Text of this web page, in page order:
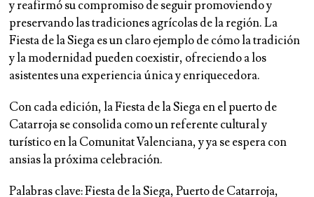
y reafirmó su compromiso de seguir promoviendo y
preservando las tradiciones agrícolas de la región. La
Fiesta de la Siega es un claro ejemplo de cómo la tradición
y la modernidad pueden coexistir, ofreciendo a los
asistentes una experiencia única y enriquecedora.
Con cada edición, la Fiesta de la Siega en el puerto de
Catarroja se consolida como un referente cultural y
turístico en la Comunitat Valenciana, y ya se espera con
ansias la próxima celebración.
Palabras clave:Fiesta de la Siega, Puerto de Catarroja,